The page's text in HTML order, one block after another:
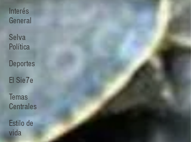
Interés
General
Selva
Política
Deportes
El Sie7e
Temas
Centrales
Estilo de
vida